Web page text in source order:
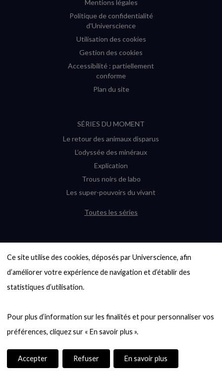
Ce site utilise des cookies, déposés par Universcience, afin
d’améliorer votre expérience de navigation et d’établir des
statistiques d’utilisation.
Pour plus d’information sur les finalités et pour personnaliser vos
Accepter Refuser En savoir plus
Mentions légales
Politique de confidentialité
d'Universcience
Utilisation des cookies
Gestion des cookies
Accessibilité : partiellement
conforme
Plan du site
SÉRIES DU MOMENT
Le retour des animaux disparus
L’odyssée des minéraux
Explication
Trous noirs de labo
Les super-pouvoirs du vivant
Toutes les séries
6000 exoplanètes, et pas de « Terre »
en vue ?
Quel avenir pour les cryptos ?
Entre mathématiques et politique : la
quête d’un vote équitable
casse-tête